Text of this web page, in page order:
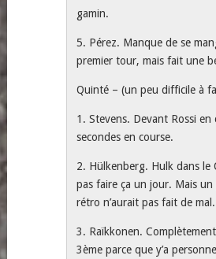
gamin.
5. Pérez. Manque de se
premier tour, mais fait une
Quinté – (un peu difficile à
1. Stevens. Devant Rossi
secondes en course.
2. Hülkenberg. Hulk dans le
pas faire ça un jour. Mais
rétro n’aurait pas fait de mal.
3. Raïkkonen.
3ème parce que y’a